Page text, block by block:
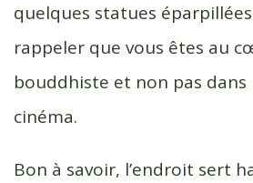
quelques statues
rappeler que vous êtes au
bouddhiste et non pas dans
cinéma.
Bon à savoir, l’endroit sert